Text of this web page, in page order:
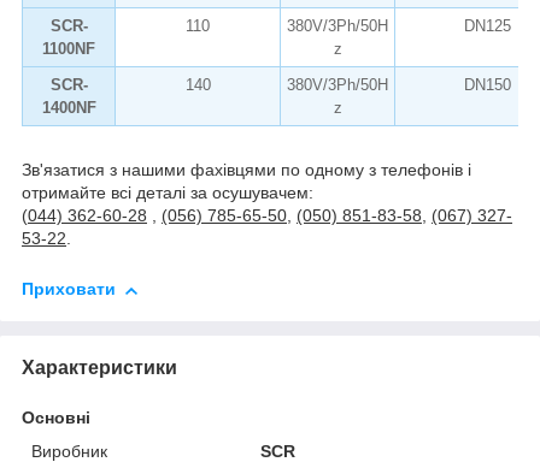
SCR-
1100NF
110
380V/3Ph/50H
z
DN125
SCR-
1400NF
140
380V/3Ph/50H
z
DN150
Зв'язатися з нашими фахівцями по одному з телефонів і
отримайте всі деталі за осушувачем:
(044) 362-60-28 , (056) 785-65-50, (050) 851-83-58, (067) 327-
53-22.
Приховати
Характеристики
Основні
Виробник
SCR